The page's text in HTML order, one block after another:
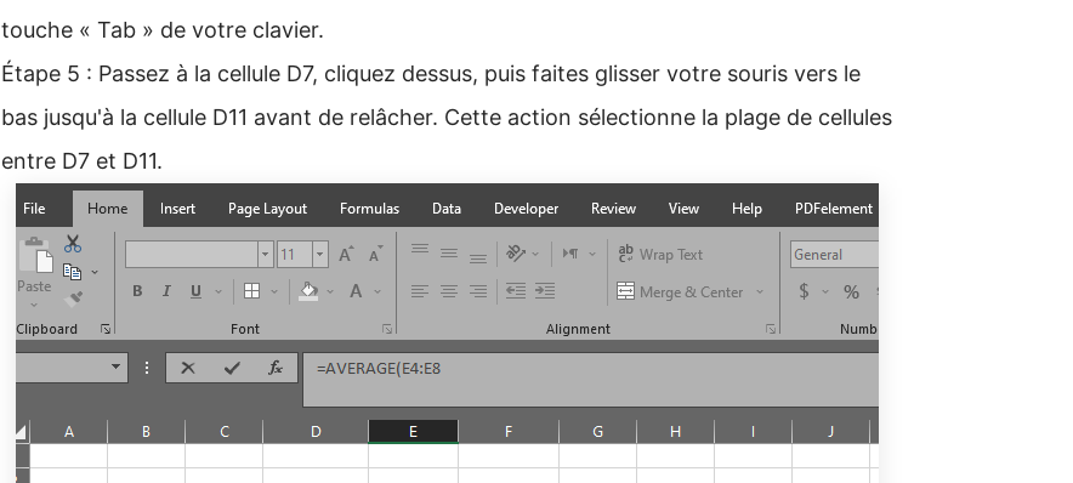
touche « Tab » de votre clavier.
Étape 5 : Passez à la cellule D7, cliquez dessus, puis faites glisser votre souris vers le
bas jusqu'à la cellule D11 avant de relâcher. Cette action sélectionne la plage de cellules
entre D7 et D11.